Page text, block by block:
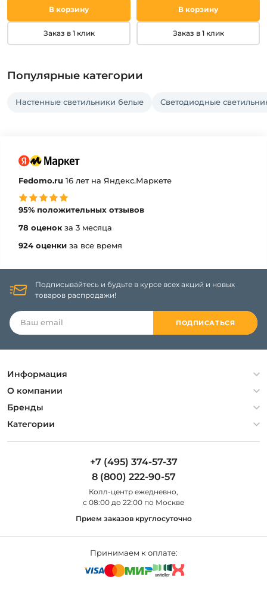
В корзину
Заказ в 1 клик
В корзину
Заказ в 1 клик
Популярные категории
Настенные светильники белые Светодиодные
Fedomo.ru 16 лет на Яндекс.Маркете
95% положительных отзывов
78 оценок за 3 месяца
924 оценки за все время
Подписывайтесь и будьте в курсе всех акций и новых
товаров распродажи!
ПОДПИСАТЬСЯ
Информация
Политика конфиденциальности
Гарантия
Оплата и доставка
О компании
О компании
Контакты
Бренды
Artelamp
Категории
Люстры
Уличные светильники
+7 (495) 374-57-37
8 (800) 222-90-57
Колл-центр eжедневно,
с 08:00 до 22:00 по Москве
Прием заказов круглосуточно
Принимаем к оплате: